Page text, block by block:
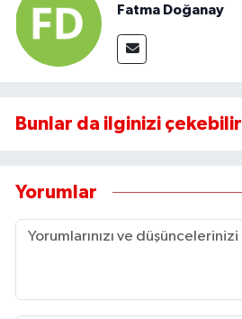
Fatma Doğanay
Bunlar da ilginizi çekebilir
Yorumlar